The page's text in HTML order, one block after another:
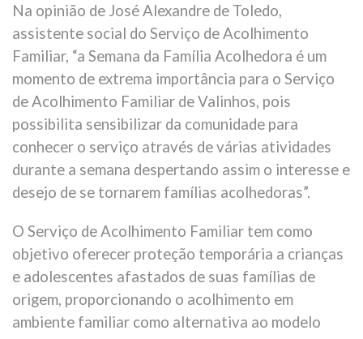
Na opinião de José Alexandre de Toledo,
assistente social do Serviço de Acolhimento
Familiar, “a Semana da Família Acolhedora é um
momento de extrema importância para o Serviço
de Acolhimento Familiar de Valinhos, pois
possibilita sensibilizar da comunidade para
conhecer o serviço através de várias atividades
durante a semana despertando assim o interesse e
desejo de se tornarem famílias acolhedoras”.
O Serviço de Acolhimento Familiar tem como
objetivo oferecer proteção temporária a crianças
e adolescentes afastados de suas famílias de
origem, proporcionando o acolhimento em
ambiente familiar como alternativa ao modelo